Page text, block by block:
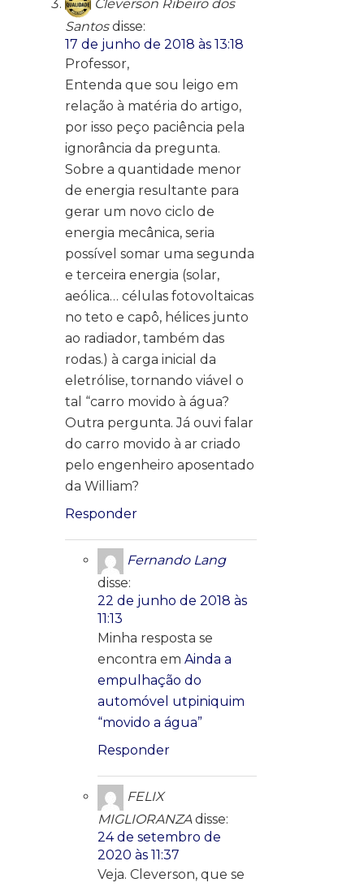
Cleverson Ribeiro dos
Santos disse:
17 de junho de 2018 às 13:18
Professor,
Entenda que sou leigo em
relação à matéria do artigo,
por isso peço paciência pela
ignorância da pregunta.
Sobre a quantidade menor
de energia resultante para
gerar um novo ciclo de
energia mecânica, seria
possível somar uma segunda
e terceira energia (solar,
aeólica… células fotovoltaicas
no teto e capô, hélices junto
ao radiador, também das
rodas.) à carga inicial da
eletrólise, tornando viável o
tal “carro movido à água?
Outra pergunta. Já ouvi falar
do carro movido à ar criado
pelo engenheiro aposentado
da William?
Responder
Fernando Lang
disse:
22 de junho de 2018 às
11:13
Minha resposta se
encontra em Ainda a
empulhação do
automóvel utpiniquim
“movido a água”
Responder
FELIX
MIGLIORANZA disse:
24 de setembro de
2020 às 11:37
Veja. Cleverson, que se